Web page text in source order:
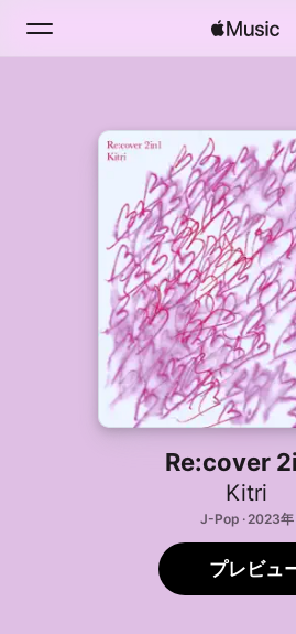
新着おすすめ
Apple Musicをインス
Re:cover
Kitri
J-Pop · 2023年
プレビュ